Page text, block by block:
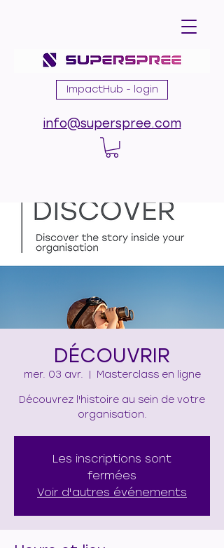
ImpactHub - login
info@superspree.com
DÉCOUVRIR
mer. 03 avr.
  |
Masterclass en ligne
Découvrez l'histoire au sein de votre
organisation.
Les inscriptions sont
fermées
Voir d'autres événements